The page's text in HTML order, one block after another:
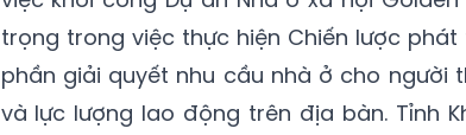
trọng trong việc thực hiện Chiến lược
phần giải quyết nhu cầu nhà ở cho người
và lực lượng lao động trên địa bàn. Tỉnh